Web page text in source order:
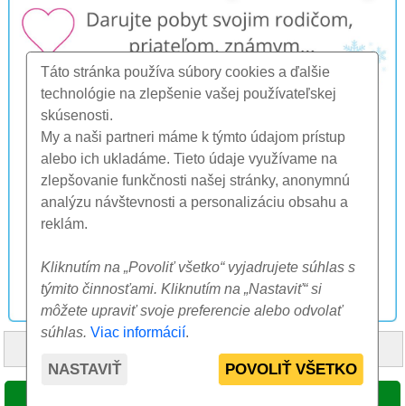
Táto stránka používa súbory cookies a ďalšie
technológie na zlepšenie vašej používateľskej
skúsenosti.
My a naši partneri máme k týmto údajom prístup
alebo ich ukladáme. Tieto údaje využívame na
zlepšovanie funkčnosti našej stránky, anonymnú
analýzu návštevnosti a personalizáciu obsahu a
reklám.
Kliknutím na „Povoliť všetko“ vyjadrujete súhlas s
týmito činnosťami. Kliknutím na „Nastaviť“ si
môžete upraviť svoje preferencie alebo odvolať
súhlas. Viac informácií.
NASTAVIŤ POVOLIŤ VŠETKO
© 2000-2026 CK SUNFLOWERS agency, s.r.o.